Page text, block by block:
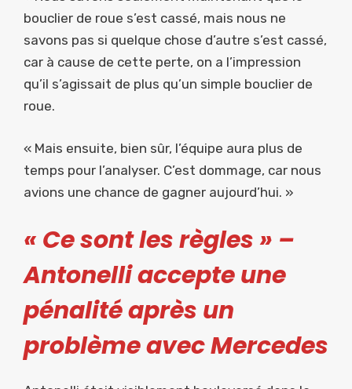
bouclier de roue s’est cassé, mais nous ne
savons pas si quelque chose d’autre s’est cassé,
car à cause de cette perte, on a l’impression
qu’il s’agissait de plus qu’un simple bouclier de
roue.
« Mais ensuite, bien sûr, l’équipe aura plus de
temps pour l’analyser. C’est dommage, car nous
avions une chance de gagner aujourd’hui. »
« Ce sont les règles » –
Antonelli accepte une
pénalité après un
problème avec Mercedes